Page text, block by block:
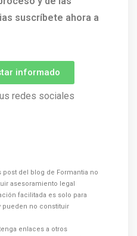
suscríbete ahora a
informado
redes sociales
del blog de Formantia no
asesoramiento legal
facilitada es solo para
pueden no constituir
enlaces a otros